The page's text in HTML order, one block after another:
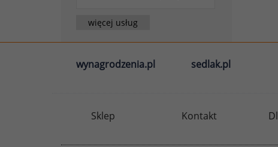
więcej usług
wynagrodzenia.pl sedlak.pl
Sklep Kontakt